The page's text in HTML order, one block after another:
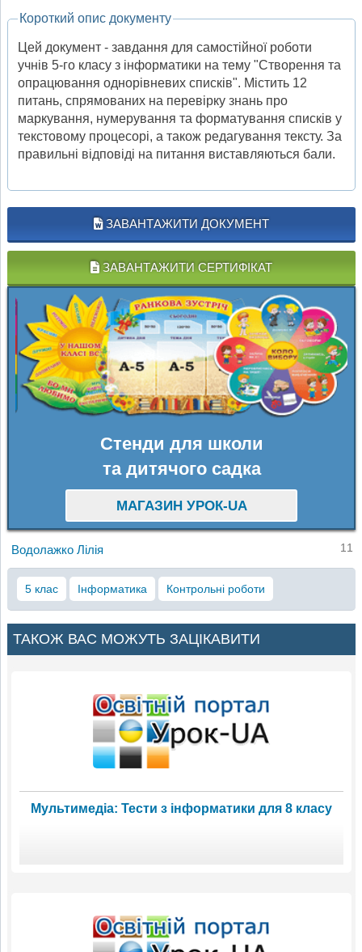
Короткий опис документу
Цей документ - завдання для самостійної роботи
учнів 5-го класу з інформатики на тему "Створення та
опрацювання однорівневих списків". Містить 12
питань, спрямованих на перевірку знань про
маркування, нумерування та форматування списків у
текстовому процесорі, а також редагування тексту. За
правильні відповіді на питання виставляються бали.
ЗАВАНТАЖИТИ ДОКУМЕНТ
ЗАВАНТАЖИТИ СЕРТИФІКАТ
Стенди для школи
та дитячого садка
МАГАЗИН УРОК-UA
Водолажко Лілія 11
5 клас Інформатика Контрольні роботи
ТАКОЖ ВАС МОЖУТЬ ЗАЦІКАВИТИ
Мультимедіа: Тести з інформатики для 8 класу